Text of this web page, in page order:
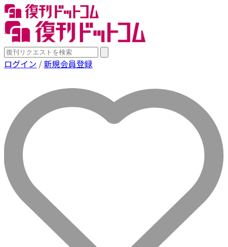
ログイン /新規会員登録